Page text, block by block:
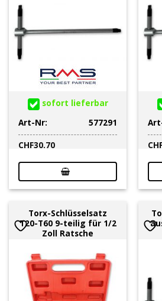
sofort lieferbar
Art-Nr:
577291
CHF30.70
Torx-Schlüsselsatz
T20-T60 9-teilig für 1/2
Zoll Ratsche